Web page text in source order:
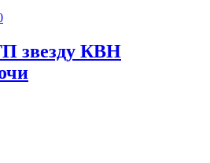
звезду КВН